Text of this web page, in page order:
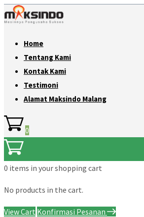
Home
Tentang Kami
Kontak Kami
Testimoni
Alamat Maksindo Malang
0
0 items in your shopping cart
No products in the cart.
View Cart Konfirmasi Pesanan